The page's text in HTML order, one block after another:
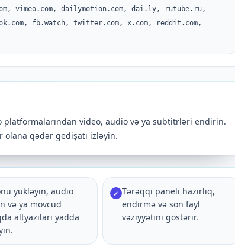
vimeo.com, dailymotion.com, dai.ly, rutube.ru,
fb.watch, twitter.com, x.com, reddit.com,
platformalarından video, audio və ya subtitrləri endirin.
olana qədər gedişatı izləyin.
yükləyin, audio
və ya mövcud
altyazıları yadda
✓ Tərəqqi paneli hazırlıq,
endirmə və son fayl
vəziyyətini göstərir.